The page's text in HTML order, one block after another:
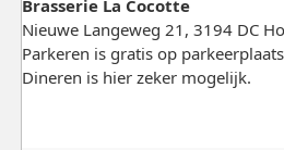
Brasserie La Cocotte
Nieuwe Langeweg 21, 3194 DC
Parkeren is gratis op
Dineren is hier zeker mogelijk.